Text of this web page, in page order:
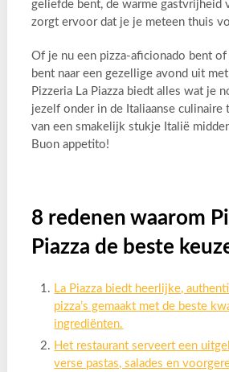
geliefde bent, de warme gastvrijheid
zorgt ervoor dat je je meteen thuis
Of je nu een pizza-aficionado bent
bent naar een gezellige avond uit
Pizzeria La Piazza biedt alles wat je
jezelf onder in de Italiaanse culinaire
van een smakelijk stukje Italië
Buon appetito!
8 redenen waarom
Piazza de beste
La Piazza biedt heerlijke,
pizza’s gemaakt met de beste
ingrediënten.
Het restaurant serveert een
verse pastas, salades en